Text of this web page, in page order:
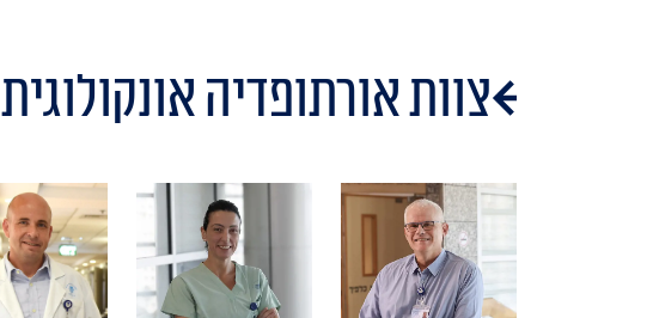
צוות אורתופדיה אונקולוגית